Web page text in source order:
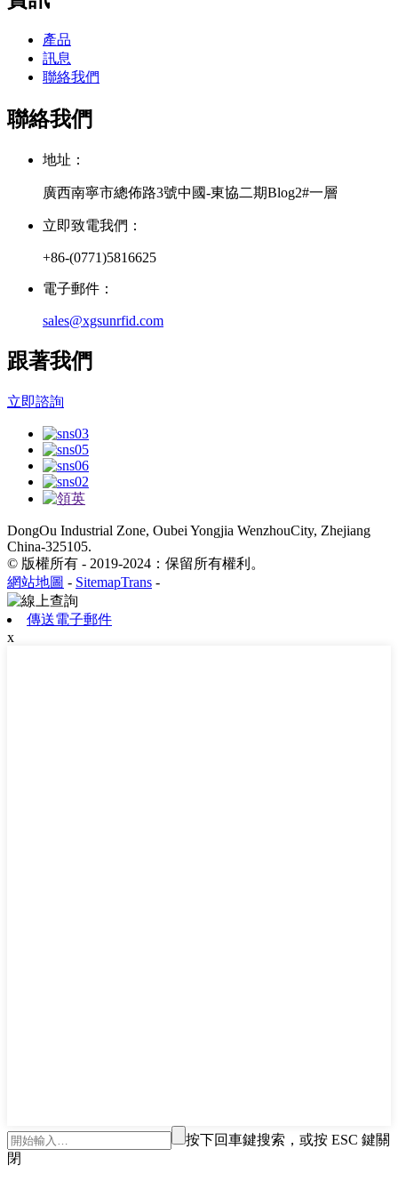
產品
訊息
聯絡我們
聯絡我們
地址：
廣西南寧市總佈路3號中國-東協二期Blog2#一層
立即致電我們：
+86-(0771)5816625
電子郵件：
sales@xgsunrfid.com
跟著我們
立即諮詢
DongOu Industrial Zone, Oubei Yongjia WenzhouCity, Zhejiang
China-325105.
© 版權所有 - 2019-2024：保留所有權利。
網站地圖 - SitemapTrans -
傳送電子郵件
x
按下回車鍵搜索，或按 ESC 鍵關
閉